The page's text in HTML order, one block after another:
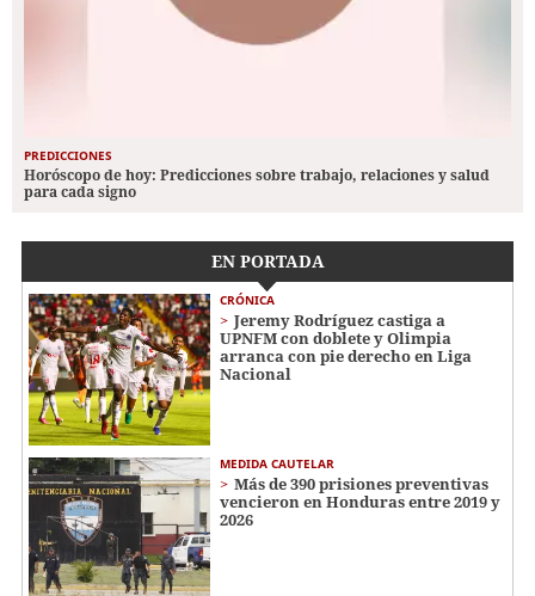
PREDICCIONES
Horóscopo de hoy: Predicciones sobre trabajo, relaciones y salud
para cada signo
EN PORTADA
CRÓNICA
Jeremy Rodríguez castiga a
UPNFM con doblete y Olimpia
arranca con pie derecho en Liga
Nacional
MEDIDA CAUTELAR
Más de 390 prisiones preventivas
vencieron en Honduras entre 2019 y
2026